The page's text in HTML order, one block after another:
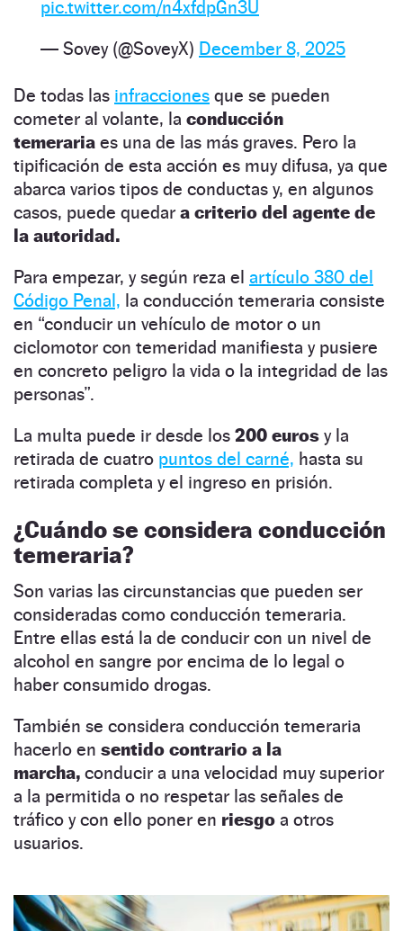
pic.twitter.com/n4xfdpGn3U
— Sovey (@SoveyX) December 8, 2025
De todas las infracciones que se pueden
cometer al volante, la conducción
temeraria es una de las más graves. Pero la
tipificación de esta acción es muy difusa, ya que
abarca varios tipos de conductas y, en algunos
casos, puede quedar a criterio del agente de
la autoridad.
Para empezar, y según reza el artículo 380 del
Código Penal, la conducción temeraria consiste
en “conducir un vehículo de motor o un
ciclomotor con temeridad manifiesta y pusiere
en concreto peligro la vida o la integridad de las
personas”.
La multa puede ir desde los 200 euros y la
retirada de cuatro puntos del carné, hasta su
retirada completa y el ingreso en prisión.
¿Cuándo se considera conducción
temeraria?
Son varias las circunstancias que pueden ser
consideradas como conducción temeraria.
Entre ellas está la de conducir con un nivel de
alcohol en sangre por encima de lo legal o
haber consumido drogas.
También se considera conducción temeraria
hacerlo en sentido contrario a la
marcha, conducir a una velocidad muy superior
a la permitida o no respetar las señales de
tráfico y con ello poner en riesgo a otros
usuarios.